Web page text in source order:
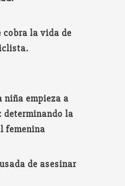
cobra la vida de
niña empieza a
determinando la
femenina
de asesinar